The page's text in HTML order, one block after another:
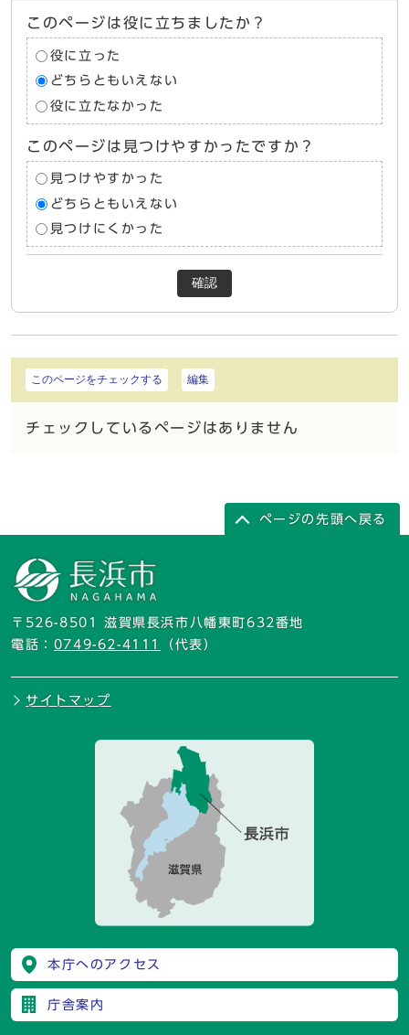
このページは役に立ちましたか？
役に立った
どちらともいえない
役に立たなかった
このページは見つけやすかったですか？
見つけやすかった
どちらともいえない
見つけにくかった
確認
このページをチェックする 編集
チェックしているページはありません
ページの先頭へ戻る
〒526-8501 滋賀県長浜市八幡東町632番地
電話： 0749-62-4111 （代表）
サイトマップ
本庁へのアクセス
庁舎案内